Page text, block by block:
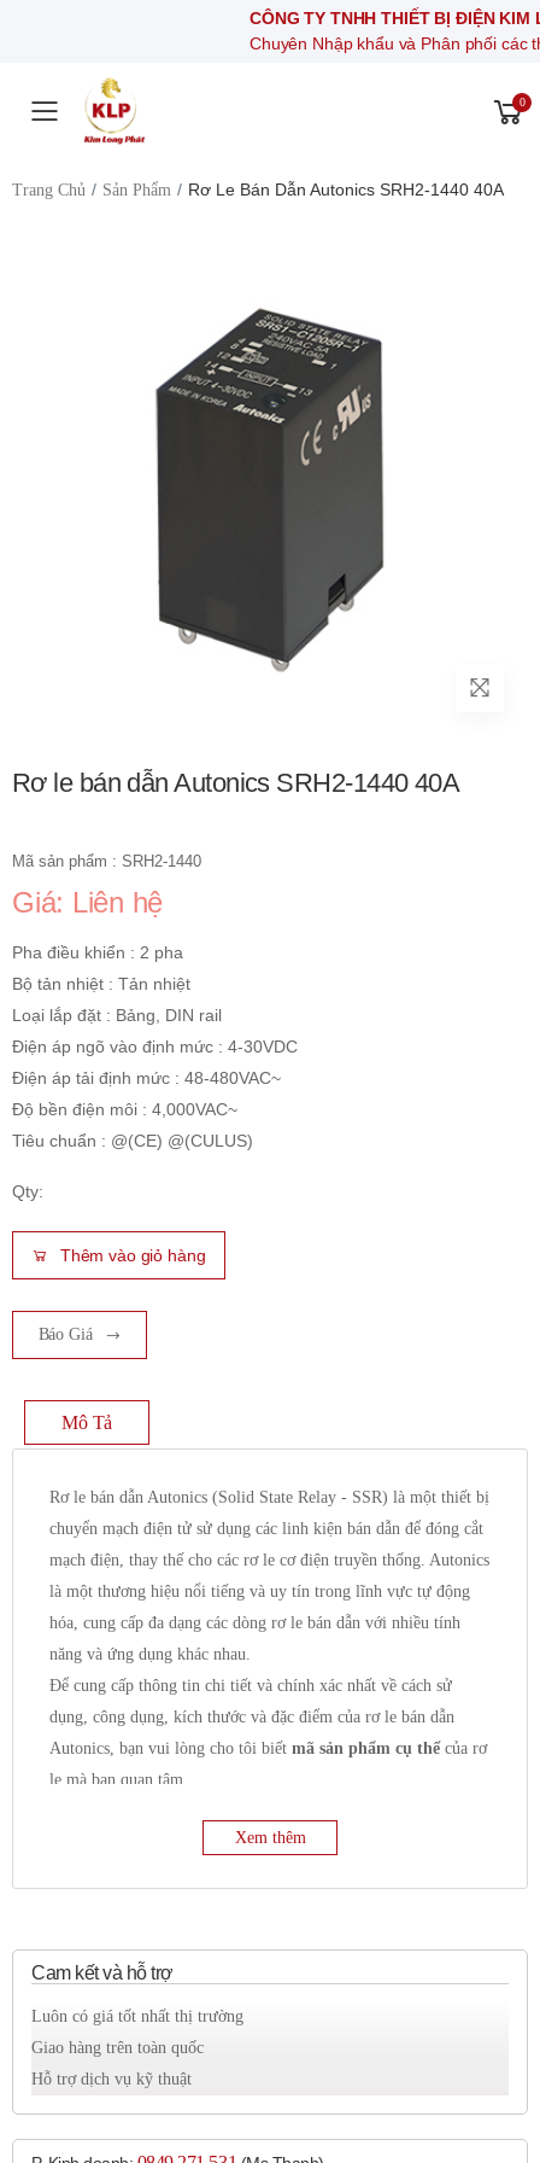
CÔNG TY TNHH THIẾT BỊ ĐIỆN KIM LONG
Chuyên Nhập khẩu và Phân phối các thiết bị
Toggle mobile menu
0
Trang Chủ Sản Phẩm Rơ Le Bán Dẫn Autonics SRH2-1440 40A
Rơ le bán dẫn Autonics SRH2-1440 40A
Mã sản phẩm : SRH2-1440
Giá: Liên hệ
Pha điều khiển : 2 pha
Bộ tản nhiệt : Tản nhiệt
Loại lắp đặt : Bảng, DIN rail
Điện áp ngõ vào định mức : 4-30VDC
Điện áp tải định mức : 48-480VAC~
Độ bền điện môi : 4,000VAC~
Tiêu chuẩn : @(CE) @(CULUS)
Qty:
Thêm vào giỏ hàng
Báo Giá
Mô Tả
Rơ le bán dẫn Autonics (Solid State Relay - SSR) là một thiết bị
chuyển mạch điện tử sử dụng các linh kiện bán dẫn để đóng cắt
mạch điện, thay thế cho các rơ le cơ điện truyền thống. Autonics
là một thương hiệu nổi tiếng và uy tín trong lĩnh vực tự động
hóa, cung cấp đa dạng các dòng rơ le bán dẫn với nhiều tính
năng và ứng dụng khác nhau.
Để cung cấp thông tin chi tiết và chính xác nhất về cách sử
dụng, công dụng, kích thước và đặc điểm của rơ le bán dẫn
Autonics, bạn vui lòng cho tôi biết mã sản phẩm cụ thể của rơ
le mà bạn quan tâm.
Điều khiển tải:
Tải nhiệt:
Điện trở đốt nóng, lò nhiệt.
Tải động cơ:
Tải chiếu sáng:
Thiết bị bán dẫn công suất lớn.
Xem thêm
Cam kết và hỗ trợ
Luôn có giá tốt nhất thị trường
Giao hàng trên toàn quốc
Hỗ trợ dịch vụ kỹ thuật